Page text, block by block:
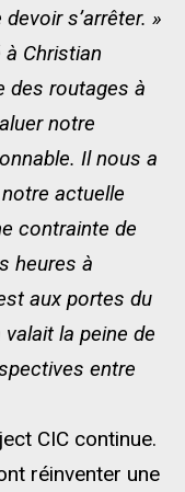
s’arrêter. »
à Christian
des routages à
notre
Il nous a
actuelle
contrainte de
heures à
aux portes du
la peine de
entre
CIC continue.
réinventer une